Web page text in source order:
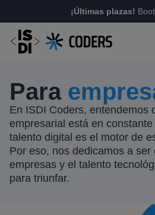
¡Últimas plazas!
Para
En ISDI Coders, entendemos
empresarial está en constante
talento digital es el motor de
Por eso, nos dedicamos a
empresas y el talento
para triunfar.